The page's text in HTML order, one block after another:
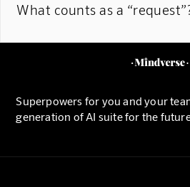
What counts as a
Superpowers for you and your
generation of AI suite for the